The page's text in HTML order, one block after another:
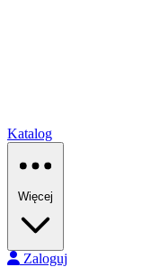
Katalog
Więcej
Zaloguj